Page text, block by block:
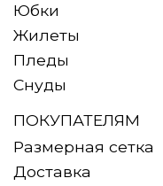
Юбки
Жилеты
Пледы
Снуды
ПОКУПАТЕЛЯМ
Размерная сетка
Доставка